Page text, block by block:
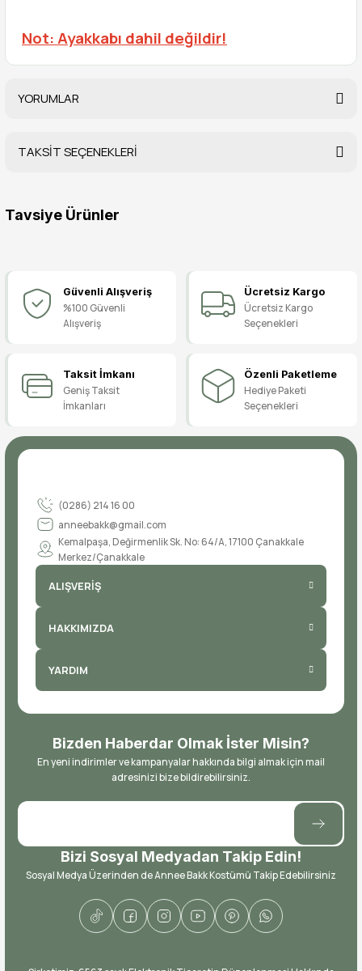
Not: Ayakkabı dahil değildir!
YORUMLAR
TAKSİT SEÇENEKLERİ
Tavsiye Ürünler
119,90 TL
Güvenli Alışveriş
%100 Güvenli
Alışveriş
Ücretsiz Kargo
Ücretsiz Kargo
Seçenekleri
Taksit İmkanı
Geniş Taksit
İmkanları
Özenli Paketleme
Hediye Paketi
Seçenekleri
(0286) 214 16 00
anneebakk@gmail.com
Kemalpaşa, Değirmenlik Sk. No: 64/A, 17100 Çanakkale
Merkez/Çanakkale
ALIŞVERİŞ
HAKKIMIZDA
YARDIM
Bizden Haberdar Olmak İster Misin?
En yeni indirimler ve kampanyalar hakkında bilgi almak için mail
adresinizi bize bildirebilirsiniz.
Bizi Sosyal Medyadan Takip Edin!
Sosyal Medya Üzerinden de Annee Bakk Kostümü Takip Edebilirsiniz